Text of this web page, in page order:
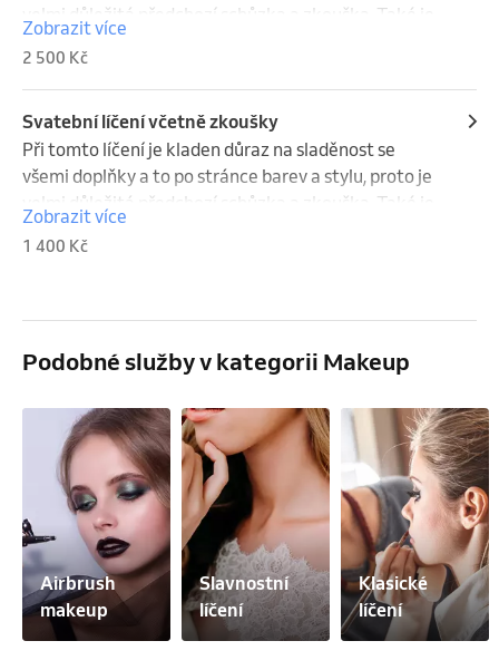
velmi důležitá předchozí schůzka a zkouška. Také je
možné líčení provést v domácím prostředí. Líčení
nevěsty, maminky a svědka
Zobrazit více
2 500 Kč
Svatební líčení včetně zkoušky
Při tomto líčení je kladen důraz na sladěnost se
všemi doplňky a to po stránce barev a stylu, proto je
velmi důležitá předchozí schůzka a zkouška. Také je
možné líčení provést v domácím prostředí a nalíčit
nejen nevěstu ale i další ženy.
Zobrazit více
1 400 Kč
Podobné služby v kategorii Makeup
Airbrush
makeup
Slavnostní
líčení
Klasické
líčení